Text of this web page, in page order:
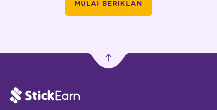
MULAI BERIKLAN